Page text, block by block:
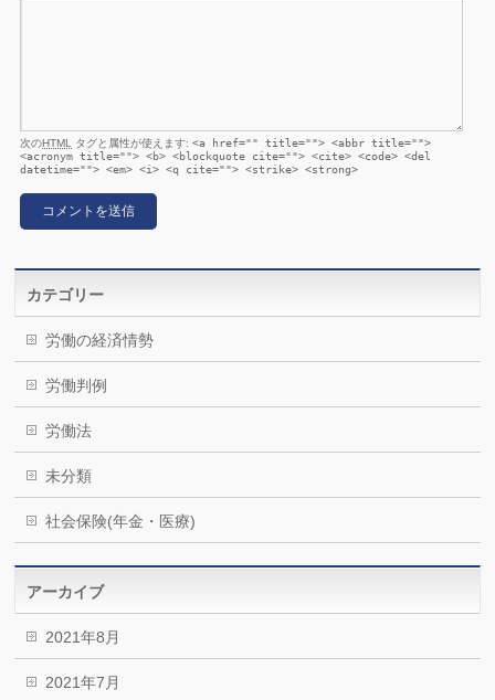
次のHTML タグと属性が使えます:<a href="" title=""> <abbr title="">
<acronym title=""> <b> <blockquote cite=""> <cite> <code> <del
datetime=""> <em> <i> <q cite=""> <strike> <strong>
カテゴリー
労働の経済情勢
労働判例
労働法
未分類
社会保険(年金・医療)
アーカイブ
2021年8月
2021年7月